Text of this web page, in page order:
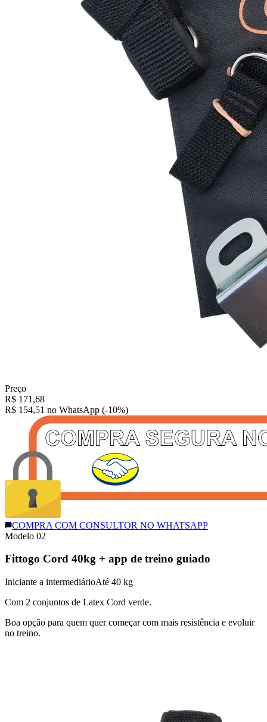
Preço
R$ 171,68
R$ 154,51 no WhatsApp (-10%)
COMPRA COM CONSULTOR NO WHATSAPP
Modelo 02
Fittogo Cord 40kg + app de treino guiado
Iniciante a intermediárioAté 40 kg
Com 2 conjuntos de Latex Cord verde.
Boa opção para quem quer começar com mais resistência e evoluir
no treino.